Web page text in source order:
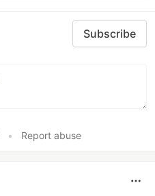
Subscribe
• Report abuse